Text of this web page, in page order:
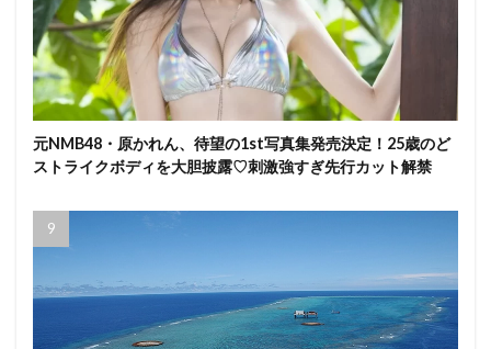
元NMB48・原かれん、待望の1st写真集発売決定！25歳のど
ストライクボディを大胆披露♡刺激強すぎ先行カット解禁